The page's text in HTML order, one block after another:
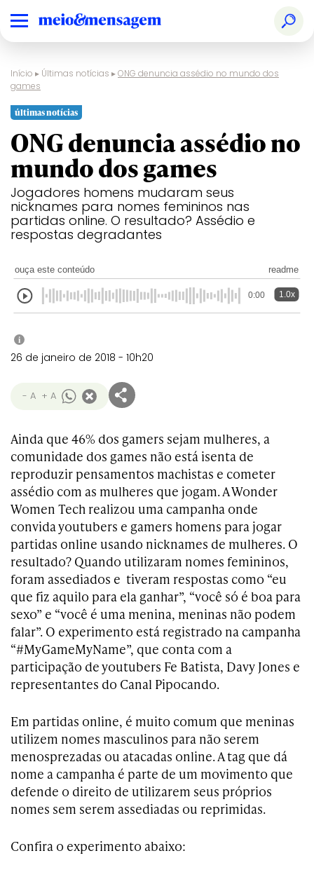
Início ▸ Últimas notícias ▸ONG denuncia assédio no mundo dos
games
últimas notícias
ONG denuncia assédio no
mundo dos games
Jogadores homens mudaram seus
nicknames para nomes femininos nas
partidas online. O resultado? Assédio e
respostas degradantes
ouça este conteúdo readme
0:00 1.0x
i
26 de janeiro de 2018 - 10h20
- A + A
Ainda que 46% dos gamers sejam mulheres, a
comunidade dos games não está isenta de
reproduzir pensamentos machistas e cometer
assédio com as mulheres que jogam. A Wonder
Women Tech realizou uma campanha onde
convida youtubers e gamers homens para jogar
partidas online usando nicknames de mulheres. O
resultado? Quando utilizaram nomes femininos,
foram assediados e tiveram respostas como “eu
que fiz aquilo para ela ganhar”, “você só é boa para
sexo” e “você é uma menina, meninas não podem
falar”. O experimento está registrado na campanha
“#MyGameMyName”, que conta com a
participação de youtubers Fe Batista, Davy Jones e
representantes do Canal Pipocando.
Em partidas online, é muito comum que meninas
utilizem nomes masculinos para não serem
menosprezadas ou atacadas online. A tag que dá
nome a campanha é parte de um movimento que
defende o direito de utilizarem seus próprios
nomes sem serem assediadas ou reprimidas.
Confira o experimento abaixo: